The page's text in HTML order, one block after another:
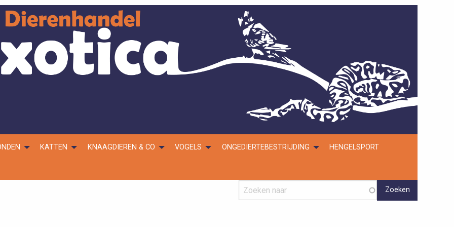
KATTEN KNAAGDIEREN & CO VOGELS ONGEDIERTEBESTRIJDING HENGELSPORT